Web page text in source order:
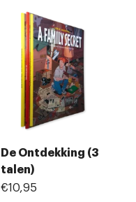
De Ontdekking (3
talen)
€10,95